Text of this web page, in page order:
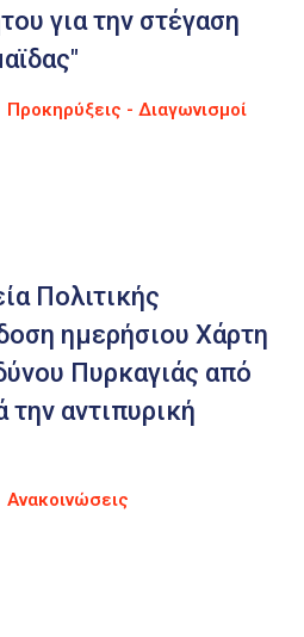
για την στέγαση
Προκηρύξεις - Διαγωνισμοί
Πολιτικής
ημερήσιου Χάρτη
Πυρκαγιάς από
αντιπυρική
Ανακοινώσεις